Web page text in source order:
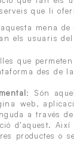
que li
mena
els usuaris
que
des de
: Són
web,
a través
d’aquest.
productes o